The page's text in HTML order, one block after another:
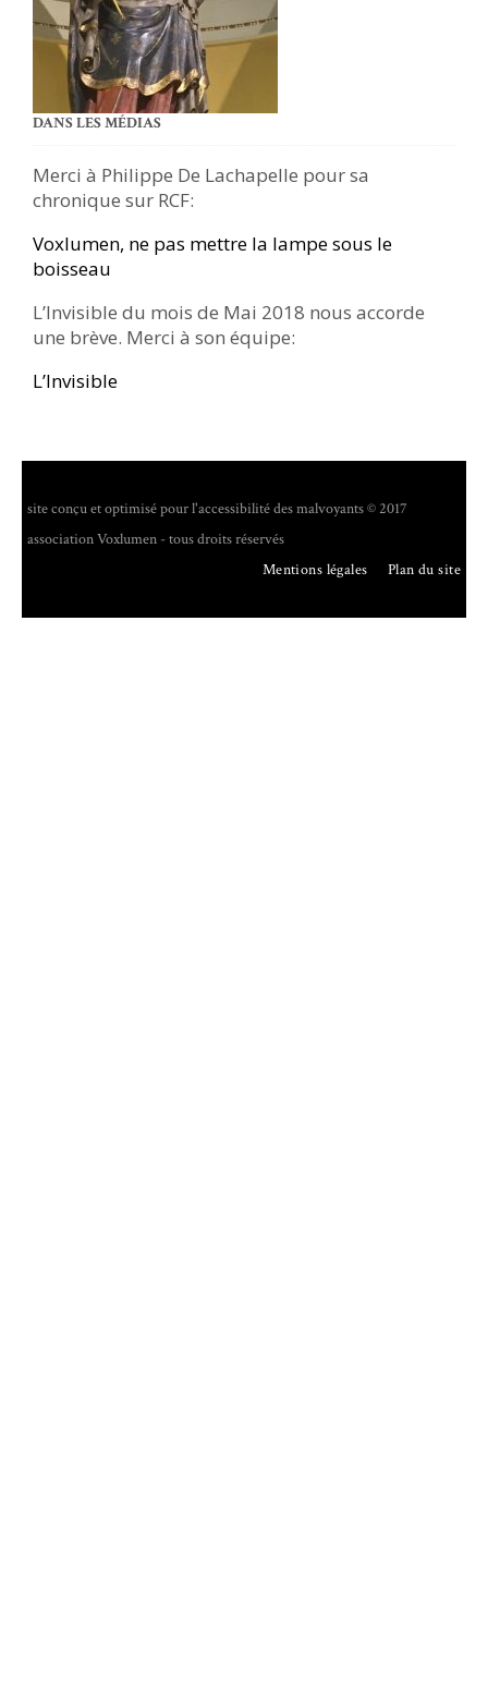
DANS LES MÉDIAS
Merci à Philippe De Lachapelle pour sa
chronique sur RCF:
Voxlumen, ne pas mettre la lampe sous le
boisseau
L’Invisible du mois de Mai 2018 nous accorde
une brève. Merci à son équipe:
L’Invisible
site conçu et optimisé pour l'accessibilité des malvoyants © 2017
association Voxlumen - tous droits réservés
Mentions légales
Plan du site